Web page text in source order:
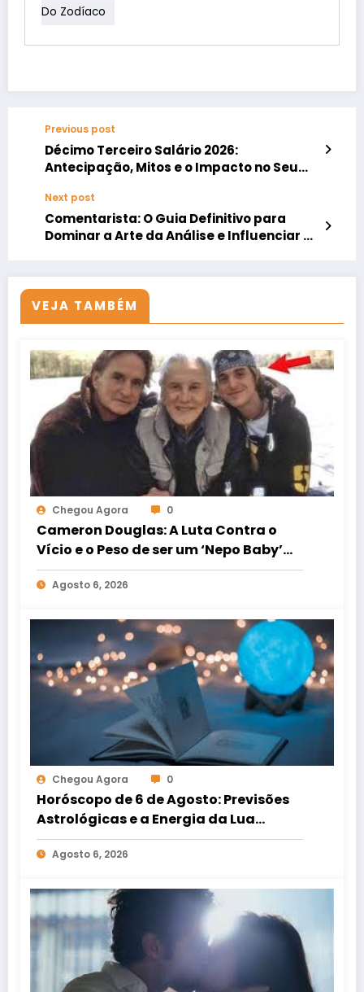
Do Zodíaco
Previous post
Décimo Terceiro Salário 2026:
Antecipação, Mitos e o Impacto no Seu
Next post
Comentarista: O Guia Definitivo para
Dominar a Arte da Análise e Influenciar o
VEJA TAMBÉM
Chegou Agora 0
Cameron Douglas: A Luta Contra o
Vício e o Peso de ser um ‘Nepo Baby’
em Hollywood
Agosto 6, 2026
Chegou Agora 0
Horóscopo de 6 de Agosto: Previsões
Astrológicas e a Energia da Lua
Minguante
Agosto 6, 2026